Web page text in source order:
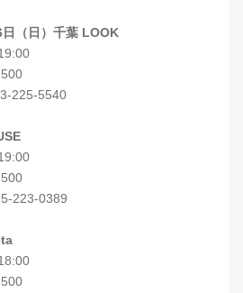
（日）千葉 LOOK
225-5540
223-0389